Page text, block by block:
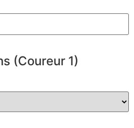
(Coureur 1)